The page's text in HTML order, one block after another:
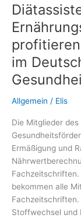
im
Allgemein / Elis
Die Mitglieder
Ermäßigung und
bekommen alle
Stoffwechsel und